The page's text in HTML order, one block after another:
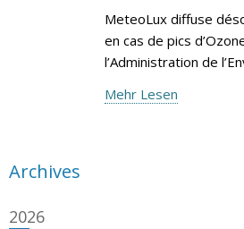
MeteoLux diffuse
en cas de pics
l’Administration de
Mehr Lesen
Archives
2026